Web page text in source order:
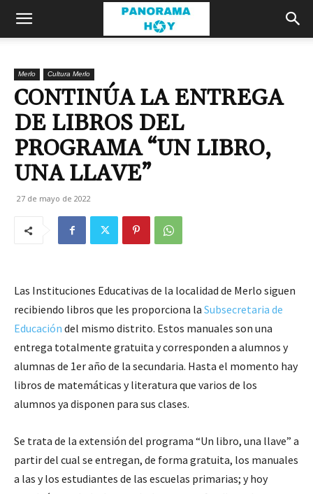
Merlo Cultura Merlo
CONTINÚA LA ENTREGA
DE LIBROS DEL
PROGRAMA “UN LIBRO,
UNA LLAVE”
27 de mayo de 2022
Las Instituciones Educativas de la localidad de Merlo siguen
recibiendo libros que les proporciona la Subsecretaria de
Educación del mismo distrito. Estos manuales son una
entrega totalmente gratuita y corresponden a alumnos y
alumnas de 1er año de la secundaria. Hasta el momento hay
libros de matemáticas y literatura que varios de los
alumnos ya disponen para sus clases.
Se trata de la extensión del programa “Un libro, una llave” a
partir del cual se entregan, de forma gratuita, los manuales
a las y los estudiantes de las escuelas primarias; y hoy